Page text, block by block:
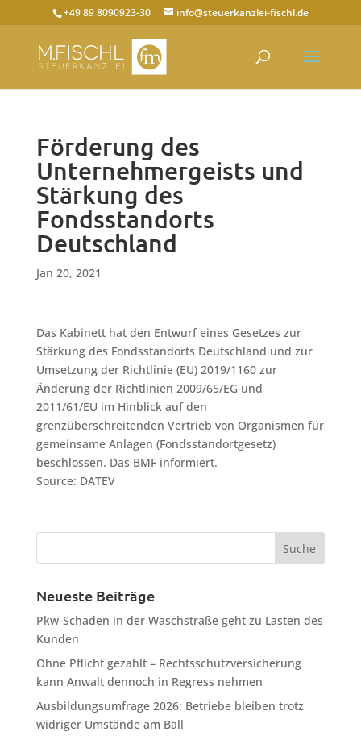
+49 89 8090923-30 info@steuerkanzlei-fischl.de
Förderung des
Unternehmergeists und
Stärkung des
Fondsstandorts
Deutschland
Jan 20, 2021
Das Kabinett hat den Entwurf eines Gesetzes zur
Stärkung des Fondsstandorts Deutschland und zur
Umsetzung der Richtlinie (EU) 2019/1160 zur
Änderung der Richtlinien 2009/65/EG und
2011/61/EU im Hinblick auf den
grenzüberschreitenden Vertrieb von Organismen für
gemeinsame Anlagen (Fondsstandortgesetz)
beschlossen. Das BMF informiert.
Source: DATEV
Neueste Beiträge
Pkw-Schaden in der Waschstraße geht zu Lasten des
Kunden
Ohne Pflicht gezahlt – Rechtsschutzversicherung
kann Anwalt dennoch in Regress nehmen
Ausbildungsumfrage 2026: Betriebe bleiben trotz
widriger Umstände am Ball